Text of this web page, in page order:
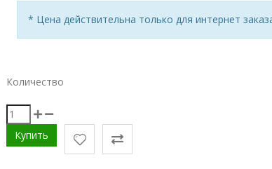
* Цена действительна только для интернет
Количество